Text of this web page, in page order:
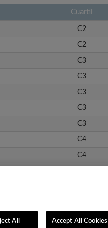
Cuartil
C2
C2
C3
C3
C3
C3
C3
C4
C4
All Accept All Cookies